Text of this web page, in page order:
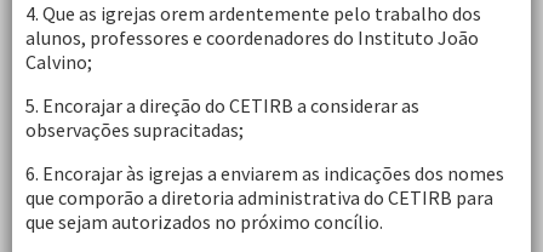
4. Que as igrejas orem ardentemente pelo trabalho dos
alunos, professores e coordenadores do Instituto João
Calvino;
5. Encorajar a direção do CETIRB a considerar as
observações supracitadas;
6. Encorajar às igrejas a enviarem as indicações dos nomes
que comporão a diretoria administrativa do CETIRB para
que sejam autorizados no próximo concílio.